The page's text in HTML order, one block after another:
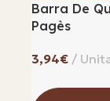
Barra De
Pagès
€